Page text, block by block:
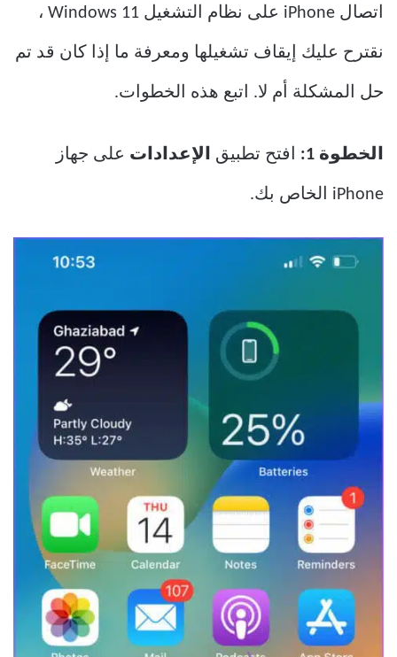
اتصال iPhone على نظام التشغيل Windows 11 ،
نقترح عليك إيقاف تشغيلها ومعرفة ما إذا كان قد تم
حل المشكلة أم لا. اتبع هذه الخطوات.
الخطوة 1: افتح تطبيق الإعدادات على جهاز
iPhone الخاص بك.